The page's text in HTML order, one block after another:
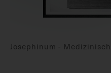
Josephinum -